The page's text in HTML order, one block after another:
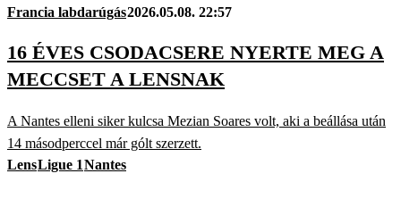
Francia labdarúgás2026.05.08. 22:57
16 ÉVES CSODACSERE NYERTE MEG A
MECCSET A LENSNAK
A Nantes elleni siker kulcsa Mezian Soares volt, aki a beállása után
14 másodperccel már gólt szerzett.
LensLigue 1Nantes